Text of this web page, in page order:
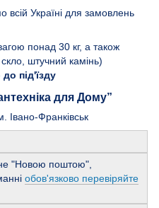
всій Україні для замовлень
понад 30 кг, а також
штучний камінь)
під'їзду
для Дому”
Івано-Франківськ
"Новою поштою",
обов'язково перевіряйте